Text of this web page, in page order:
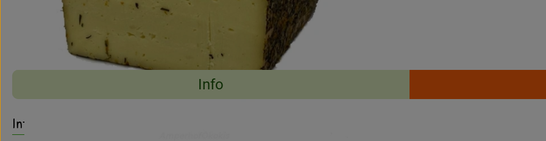
Rezepte
Info
Info